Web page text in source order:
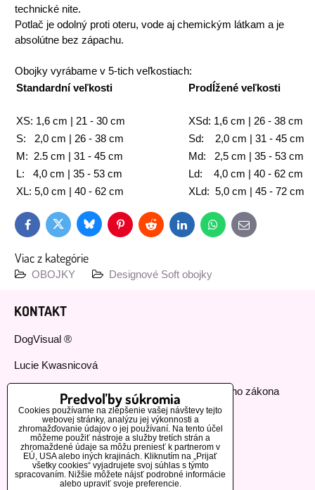
technické nite.
Potlač je odolný proti oteru, vode aj chemickým látkam a je
absolútne bez zápachu.
Obojky vyrábame v 5-tich veľkostiach:
Standardní veľkosti
Prodĺžené veľkosti
XS: 1,6 cm | 21 - 30 cm
XSd: 1,6 cm | 26 - 38 cm
S: 2,0 cm | 26 - 38 cm
Sd: 2,0 cm | 31 - 45 cm
M: 2.5 cm | 31 - 45 cm
Md: 2,5 cm | 35 - 53 cm
L: 4,0 cm | 35 - 53 cm
Ld: 4,0 cm | 40 - 62 cm
XL: 5,0 cm | 40 - 62 cm
XLd: 5,0 cm | 45 - 72 cm
FacebookTwitter BlueskyPinterestReddit LinkedInWhatsApp
E-
mail
Viac z kategórie
OBOJKY Designové Soft obojky
KONTAKT
DogVisual ®
Lucie Kwasnicová
Fyzická osoba podnikajúca podľa živnostenského zákona
IČ: 73112593
GSM:+420 776 440 464
MOHLO BY VÁS ZAUJÍMAŤ
Predvoľby súkromia
Cookies používame na zlepšenie vašej návštevy tejto
webovej stránky, analýzu jej výkonnosti a
zhromažďovanie údajov o jej používaní. Na tento účel
môžeme použiť nástroje a služby tretích strán a
zhromaždené údaje sa môžu preniesť k partnerom v
EÚ, USA alebo iných krajinách. Kliknutím na „Prijať
všetky cookies“ vyjadrujete svoj súhlas s týmto
spracovaním. Nižšie môžete nájsť podrobné informácie
alebo upraviť svoje preferencie.